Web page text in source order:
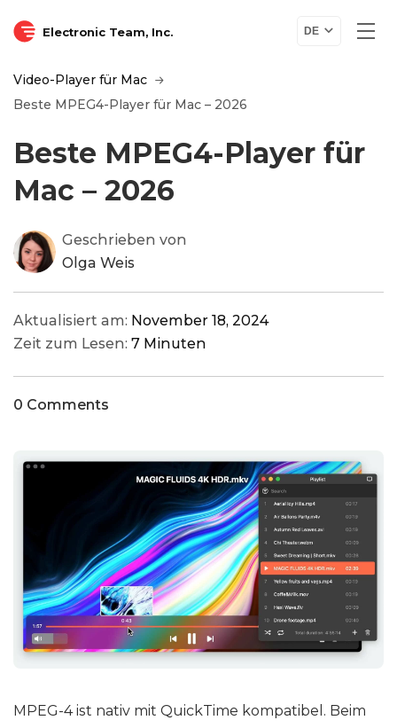
Electronic Team, Inc. DE
Video-Player für Mac
Beste MPEG4-Player für Mac – 2026
Beste MPEG4-Player für
Mac – 2026
Geschrieben von
Olga Weis
Aktualisiert am: November 18, 2024
Zeit zum Lesen: 7 Minuten
0 Comments
MPEG-4 ist nativ mit QuickTime kompatibel. Beim